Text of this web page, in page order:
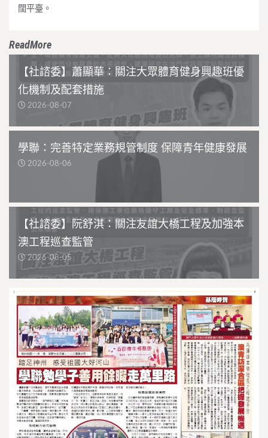
闊平臺。
ReadMore
【社諮委】蕭顯華：關注大眾體育健身興趣班優
化機制及配套措施
2026-08-07
學聯：完善特定業務規管制度 保障青年健康發展
2026-08-06
【社諮委】阮舒淇：關注友誼大橋工程及加強本
澳工程巡查監管
2026-08-05